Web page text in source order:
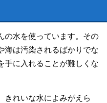
の水を使っています。その
海は汚染されるばかりでな
手に入れることが難しくな
きれいな水によみがえら